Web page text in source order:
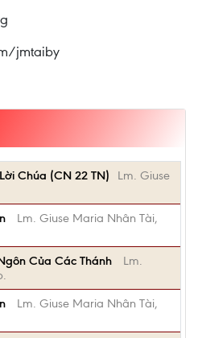
jmtaiby
Chúa (CN 22 TN)
Lm. Giuse
Lm. Giuse Maria Nhân Tài,
Của Các Thánh
Lm.
Lm. Giuse Maria Nhân Tài,